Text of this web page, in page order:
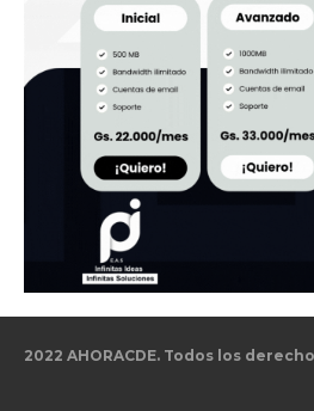
2022 AHORACDE. Todos los